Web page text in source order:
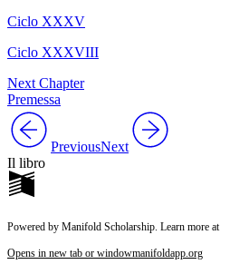
Ciclo XXXV
Ciclo XXXVIII
Next Chapter
Premessa
PreviousNext
Il libro
Powered by Manifold Scholarship. Learn more at
Opens in new tab or windowmanifoldapp.org